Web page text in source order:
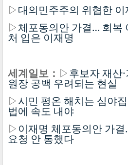
▷대의민주주의 위협한 이
▷체포동의안 가결… 회복
처 입은 이재명
세계일보： ▷후보자 재산
원장 공백 우려되는 현실
▷시민 평온 해치는 심야
법에 속도 내야
▷ 이재명 체포동의안 가
요청 안 통했다